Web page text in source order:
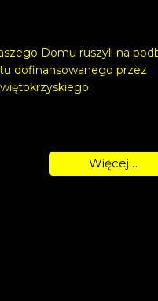
Domu ruszyli na
dofinansowanego przez
Więcej…